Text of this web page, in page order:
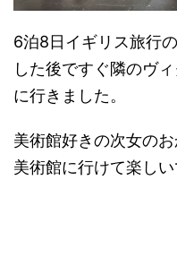
6泊8日イギリス旅行
した後ですぐ隣のヴ
に行きました。
美術館好きの次女の
美術館に行けて楽しい